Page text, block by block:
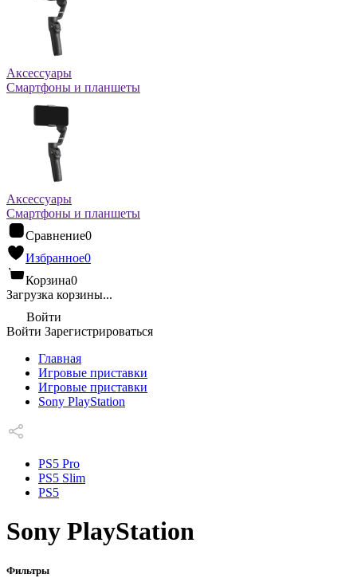
Аксессуары
Смартфоны и планшеты
Аксессуары
Смартфоны и планшеты
Сравнение0
Избранное0
Корзина0
Загрузка корзины...
Войти
Войти Зарегистрироваться
Главная
Игровые приставки
Игровые приставки
Sony PlayStation
PS5 Pro
PS5 Slim
PS5
Sony PlayStation
Фильтры